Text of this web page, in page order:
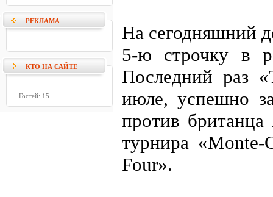
РЕКЛАМА
КТО НА САЙТЕ
Гостей: 15
На сегодняшний
5-ю строчку в
Последний раз
июле, успешно
против
турнира
Four».